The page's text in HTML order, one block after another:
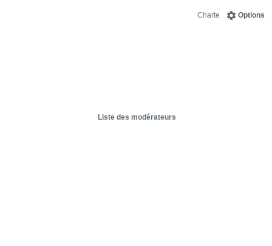
Options
Charte
Liste des modérateurs